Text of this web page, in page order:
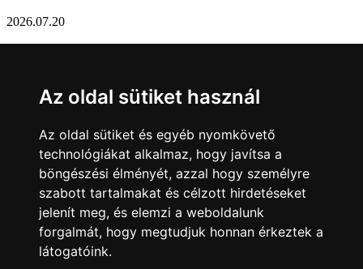
Az oldal sütiket használ
Az oldal sütiket és egyéb nyomkövető
technológiákat alkalmaz, hogy javítsa a
böngészési élményét, azzal hogy személyre
szabott tartalmakat és célzott hirdetéseket
jelenít meg, és elemzi a weboldalunk
forgalmát, hogy megtudjuk honnan érkeztek a
látogatóink.
2026.07.20
Közlemény a sárvári képviselő-testület rendkívüli
üléseiről
2026.07.20
A sárvári képviselő-testület július 13-án és 16-án is rendkívüli ülést
tartott. Zárt ülésen tárgyalta a Sárvári Gyógyfürdő Kft. Felügyelő